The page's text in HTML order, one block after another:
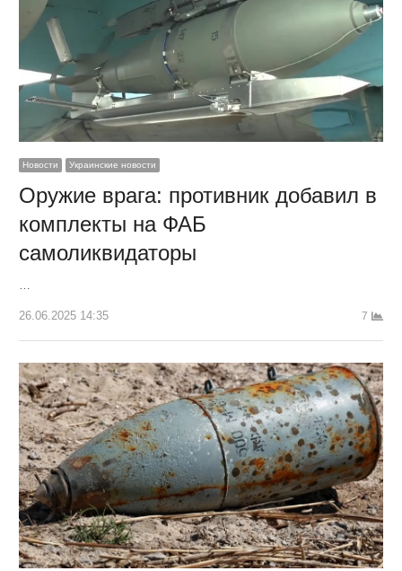
Новости Украинские новости
Оружие врага: противник добавил в
комплекты на ФАБ
самоликвидаторы
…
26.06.2025 14:35 7